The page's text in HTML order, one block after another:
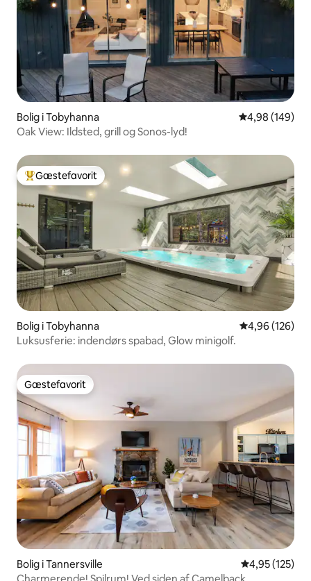
Bolig i Tobyhanna 4,98 ud af 5 i
4,98 (149)
Oak View: Ildsted, grill og Sonos-lyd!
Bedste gæstefavorit
Gæstefavorit
Bolig i Tobyhanna 4,96 ud af 5 i
4,96 (126)
Luksusferie: indendørs spabad, Glow minigolf.
Gæstefavorit
Gæstefavorit
Bolig i Tannersville 4,95 ud af 5 i
4,95 (125)
Charmerende! Spilrum! Ved siden af Camelback